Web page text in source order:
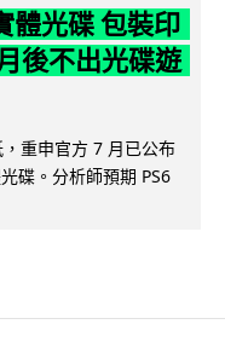
體光碟 包裝印
後不出光碟遊
重申官方 7 月已公布
碟。分析師預期 PS6